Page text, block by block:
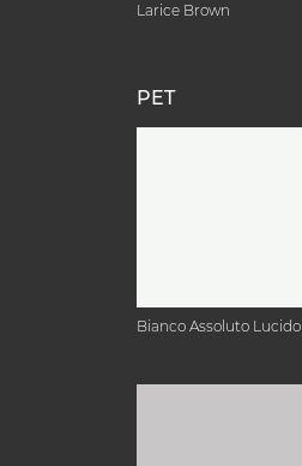
Larice Brown
PET
Bianco Assoluto Lucido